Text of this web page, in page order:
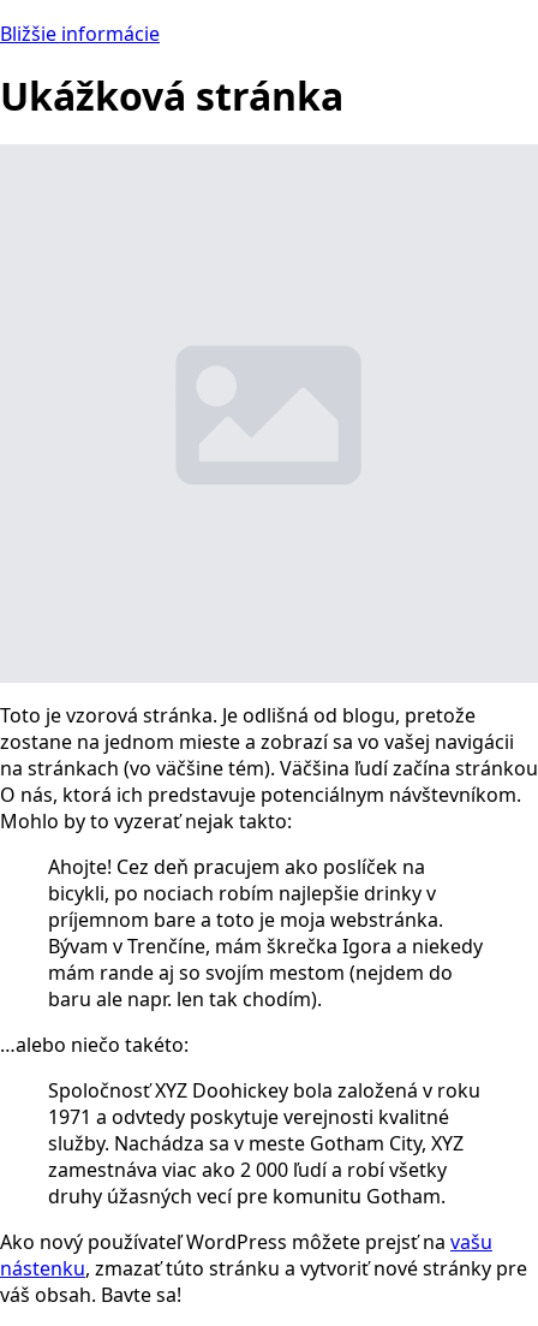
Bližšie informácie
Ukážková stránka
Toto je vzorová stránka. Je odlišná od blogu, pretože
zostane na jednom mieste a zobrazí sa vo vašej navigácii
na stránkach (vo väčšine tém). Väčšina ľudí začína stránkou
O nás, ktorá ich predstavuje potenciálnym návštevníkom.
Mohlo by to vyzerať nejak takto:
Ahojte! Cez deň pracujem ako poslíček na
bicykli, po nociach robím najlepšie drinky v
príjemnom bare a toto je moja webstránka.
Bývam v Trenčíne, mám škrečka Igora a niekedy
mám rande aj so svojím mestom (nejdem do
baru ale napr. len tak chodím).
…alebo niečo takéto:
Spoločnosť XYZ Doohickey bola založená v roku
1971 a odvtedy poskytuje verejnosti kvalitné
služby. Nachádza sa v meste Gotham City, XYZ
zamestnáva viac ako 2 000 ľudí a robí všetky
druhy úžasných vecí pre komunitu Gotham.
Ako nový používateľ WordPress môžete prejsť na vašu
nástenku, zmazať túto stránku a vytvoriť nové stránky pre
váš obsah. Bavte sa!